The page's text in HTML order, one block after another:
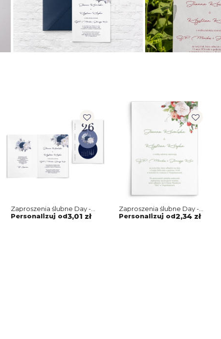
Zaproszenia ślubne Day -
Składane motyw 1
Personalizuj od3,01 zł
Zaproszenia ślubne Day -
Motyw 3
Personalizuj od2,34 zł